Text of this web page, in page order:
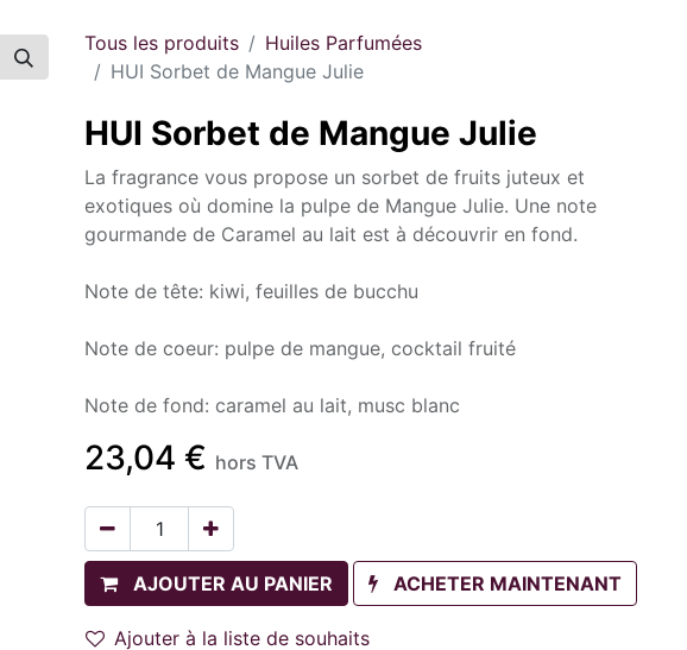
Tous les produits
Huiles Parfumées
HUI Sorbet de Mangue Julie
HUI Sorbet de Mangue Julie
La fragrance vous propose un sorbet de fruits juteux et
exotiques où domine la pulpe de Mangue Julie. Une note
gourmande de Caramel au lait est à découvrir en fond.
Note de tête: kiwi, feuilles de bucchu
Note de coeur: pulpe de mangue, cocktail fruité
Note de fond: caramel au lait, musc blanc
23,04 € hors TVA
AJOUTER AU PANIER ACHETER MAINTENANT
Ajouter à la liste de souhaits